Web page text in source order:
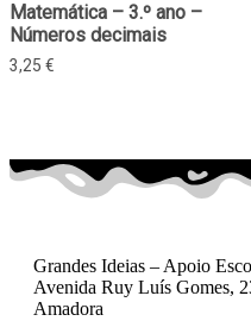
Matemática – 3.º ano –
Números decimais
3,25 €
Grandes Ideias – Apoio
Avenida Ruy Luís Gomes,
Amadora